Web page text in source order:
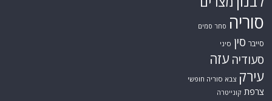
סוריה סחר סמים
סייבר סין סיני
סעודיה עזה
עירק צבא סוריה חופשי
צרפת קונייטרה